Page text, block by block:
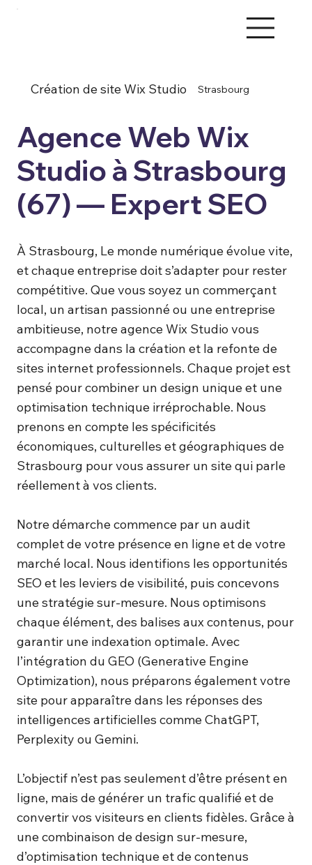
Création de site Wix Studio Strasbourg
Agence Web Wix
Studio à Strasbourg
(67) — Expert SEO
À Strasbourg, Le monde numérique évolue vite,
et chaque entreprise doit s’adapter pour rester
compétitive. Que vous soyez un commerçant
local, un artisan passionné ou une entreprise
ambitieuse, notre agence Wix Studio vous
accompagne dans la création et la refonte de
sites internet professionnels. Chaque projet est
pensé pour combiner un design unique et une
optimisation technique irréprochable. Nous
prenons en compte les spécificités
économiques, culturelles et géographiques de
Strasbourg pour vous assurer un site qui parle
réellement à vos clients.
Notre démarche commence par un audit
complet de votre présence en ligne et de votre
marché local. Nous identifions les opportunités
SEO et les leviers de visibilité, puis concevons
une stratégie sur-mesure. Nous optimisons
chaque élément, des balises aux contenus, pour
garantir une indexation optimale. Avec
l’intégration du GEO (Generative Engine
Optimization), nous préparons également votre
site pour apparaître dans les réponses des
intelligences artificielles comme ChatGPT,
Perplexity ou Gemini.
L’objectif n’est pas seulement d’être présent en
ligne, mais de générer un trafic qualifié et de
convertir vos visiteurs en clients fidèles. Grâce à
une combinaison de design sur-mesure,
d’optimisation technique et de contenus